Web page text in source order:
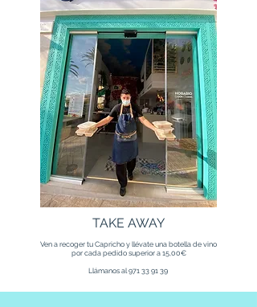
TAKE AWAY
Ven a recoger tu Capricho y llévate una botella de vino
por cada pedido superior a 15,00€
Llámanos al971 33 91 39